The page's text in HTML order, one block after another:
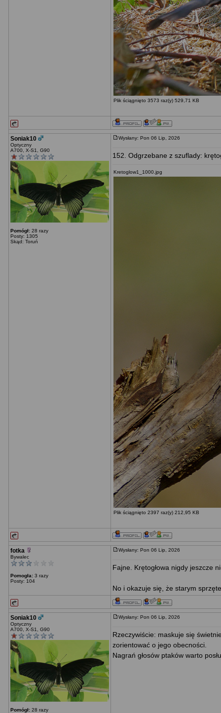
Plik ściągnięto 3573 raz(y) 529,71 KB
Soniak10
Optyczny
A700, X-S1, G90
Pomógł: 28 razy
Posty: 1305
Skąd: Toruń
Wysłany: Pon 06 Lip, 2026
152. Odgrzebane z szuflady:
Kretoglow1_1000.jpg
Plik ściągnięto 2397 raz(y) 212,95 KB
fotka
Bywalec
Pomogła: 3 razy
Posty: 104
Wysłany: Pon 06 Lip, 2026
Fajne. Krętogłowa nigdy jeszcze
No i okazuje się, że starym
Soniak10
Optyczny
A700, X-S1, G90
Pomógł: 28 razy
Wysłany: Pon 06 Lip, 2026
Rzeczywiście: maskuje się
zorientować o jego obecności.
Nagrań głosów ptaków warto